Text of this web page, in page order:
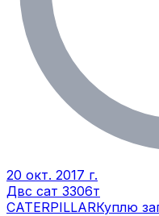
20 окт. 2017 г.
Двс сат 3306т
CATERPILLARКуплю